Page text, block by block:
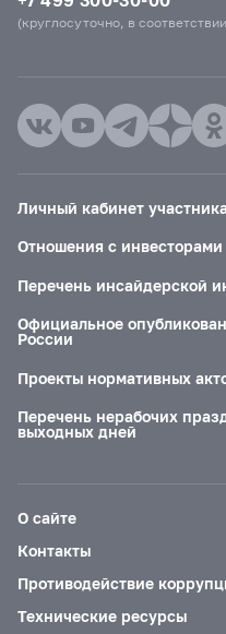
(круглосуточно, в
Личный кабинет
Отношения с инвесторами
Перечень инсайдерской
Официальное
России
Проекты нормативных
Перечень нерабочих
выходных дней
О сайте
Контакты
Противодействие
Технические ресурсы